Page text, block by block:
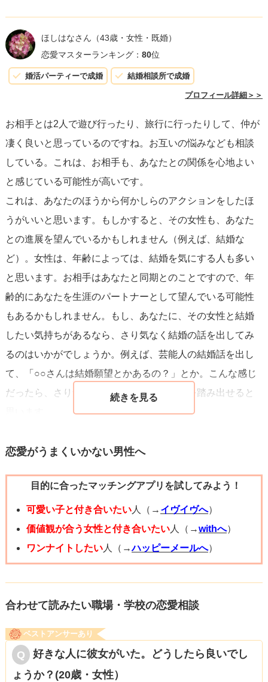
【自分の話ばかりしないこと】です。
できるだけ、相手の話す量を増やした方がいいので、こち
らはそれを引き出すことを意識された方がいいかと思いま
ところに出かけるのも良いかもしれません。
ディズニーや、冬期であればクリスマスマーケット、スノ
ボとかですかね。
応援しています。がんばってください。
ほしはなさん （43歳・女性・既婚）
恋愛マスターランキング： 80位
婚活パーティーで成婚 結婚相談所で成婚
プロフィール詳細＞＞
お相手とは2人で遊び行ったり、旅行に行ったりして、仲が
凄く良いと思っているのですね。お互いの悩みなども相談
している。これは、お相手も、あなたとの関係を心地よい
と感じている可能性が高いです。
これは、あなたのほうから何かしらのアクションをしたほ
うがいいと思います。もしかすると、その女性も、あなた
との進展を望んでいるかもしれません（例えば、結婚な
ど）。女性は、年齢によっては、結婚を気にする人も多い
と思います。お相手はあなたと同期とのことですので、年
齢的にあなたを生涯のパートナーとして望んでいる可能性
もあるかもしれません。もし、あなたに、その女性と結婚
したい気持ちがあるなら、さり気なく結婚の話を出してみ
るのはいかがでしょうか。例えば、芸能人の結婚話を出し
て、「○○さんは結婚願望とかあるの？」とか。こんな感じ
だったら、さり気なく、今までよりも一歩を踏み出せると
恋愛がうまくいかない男性へ
目的に合ったマッチングアプリを試してみよう！
可愛い子と付き合いたい人（→ イヴイヴへ）
価値観が合う女性と付き合いたい人（→withへ）
ワンナイトしたい人（→ハッピーメールへ）
合わせて読みたい職場・学校の恋愛相談
ベストアンサーあり
好きな人に彼女がいた。どうしたら良いでし
ょうか？(20歳・女性）